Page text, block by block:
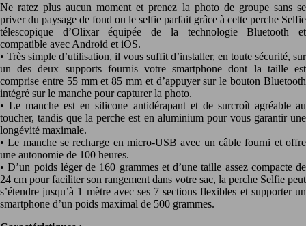
Ne ratez plus aucun moment et prenez la photo de groupe sans se
priver du paysage de fond ou le selfie parfait grâce à cette perche Selfie
télescopique d’Olixar équipée de la technologie Bluetooth et
compatible avec Android et iOS.
• Très simple d’utilisation, il vous suffit d’installer, en toute sécurité, sur
un des deux supports fournis votre smartphone dont la taille est
comprise entre 55 mm et 85 mm et d’appuyer sur le bouton Bluetooth
intégré sur le manche pour capturer la photo.
• Le manche est en silicone antidérapant et de surcroît agréable au
toucher, tandis que la perche est en aluminium pour vous garantir une
longévité maximale.
• Le manche se recharge en micro-USB avec un câble fourni et offre
une autonomie de 100 heures.
• D’un poids léger de 160 grammes et d’une taille assez compacte de
24 cm pour faciliter son rangement dans votre sac, la perche Selfie peut
s’étendre jusqu’à 1 mètre avec ses 7 sections flexibles et supporter un
smartphone d’un poids maximal de 500 grammes.